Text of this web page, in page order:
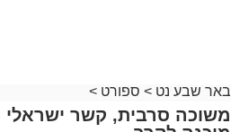
28:0. לא, זו לא התוצאה שבה הכוכב
באר שבע נט > ספורט >
משוכה סרבית, קשר